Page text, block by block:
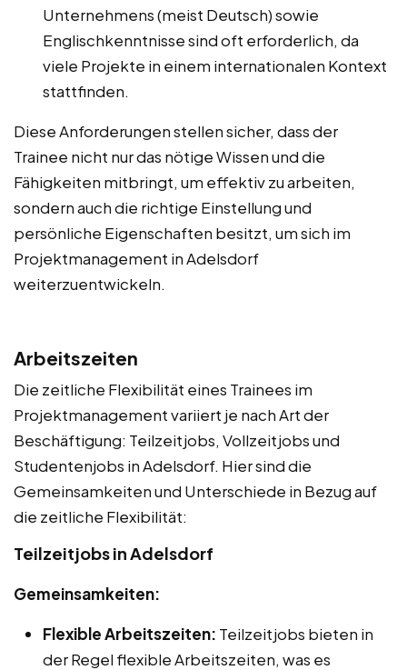
Unternehmens (meist Deutsch) sowie
Englischkenntnisse sind oft erforderlich, da
viele Projekte in einem internationalen Kontext
stattfinden.
Diese Anforderungen stellen sicher, dass der
Trainee nicht nur das nötige Wissen und die
Fähigkeiten mitbringt, um effektiv zu arbeiten,
sondern auch die richtige Einstellung und
persönliche Eigenschaften besitzt, um sich im
Projektmanagement in Adelsdorf
weiterzuentwickeln.
Arbeitszeiten
Die zeitliche Flexibilität eines Trainees im
Projektmanagement variiert je nach Art der
Beschäftigung: Teilzeitjobs, Vollzeitjobs und
Studentenjobs in Adelsdorf. Hier sind die
Gemeinsamkeiten und Unterschiede in Bezug auf
die zeitliche Flexibilität:
Teilzeitjobs in Adelsdorf
Gemeinsamkeiten:
Flexible Arbeitszeiten: Teilzeitjobs bieten in
der Regel flexible Arbeitszeiten, was es